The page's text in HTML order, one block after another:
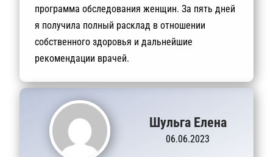
программа обследования женщин. За пять дней
я получила полный расклад в отношении
собственного здоровья и дальнейшие
рекомендации врачей.
Шульга Елена
06.06.2023